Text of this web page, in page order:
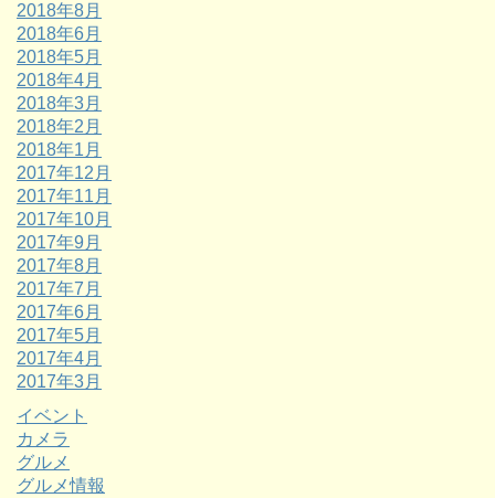
2018年8月
2018年6月
2018年5月
2018年4月
2018年3月
2018年2月
2018年1月
2017年12月
2017年11月
2017年10月
2017年9月
2017年8月
2017年7月
2017年6月
2017年5月
2017年4月
2017年3月
イベント
カメラ
グルメ
グルメ情報